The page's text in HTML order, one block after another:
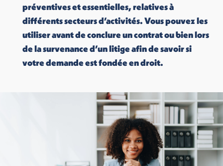
préventives et essentielles, relatives à
différents secteurs d’activités. Vous pouvez les
utiliser avant de conclure un contrat ou bien lors
de la survenance d’un litige afin de savoir si
votre demande est fondée en droit.